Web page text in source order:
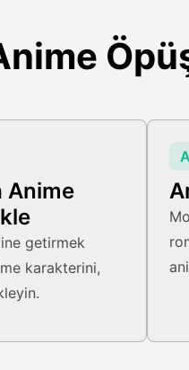
Anime
getirmek
karakterini,